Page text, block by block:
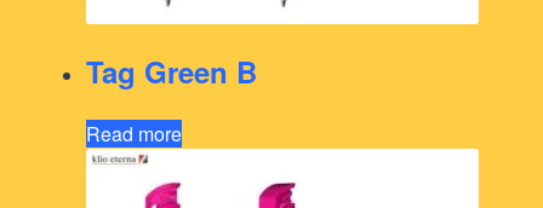
Tag Green B
Read more